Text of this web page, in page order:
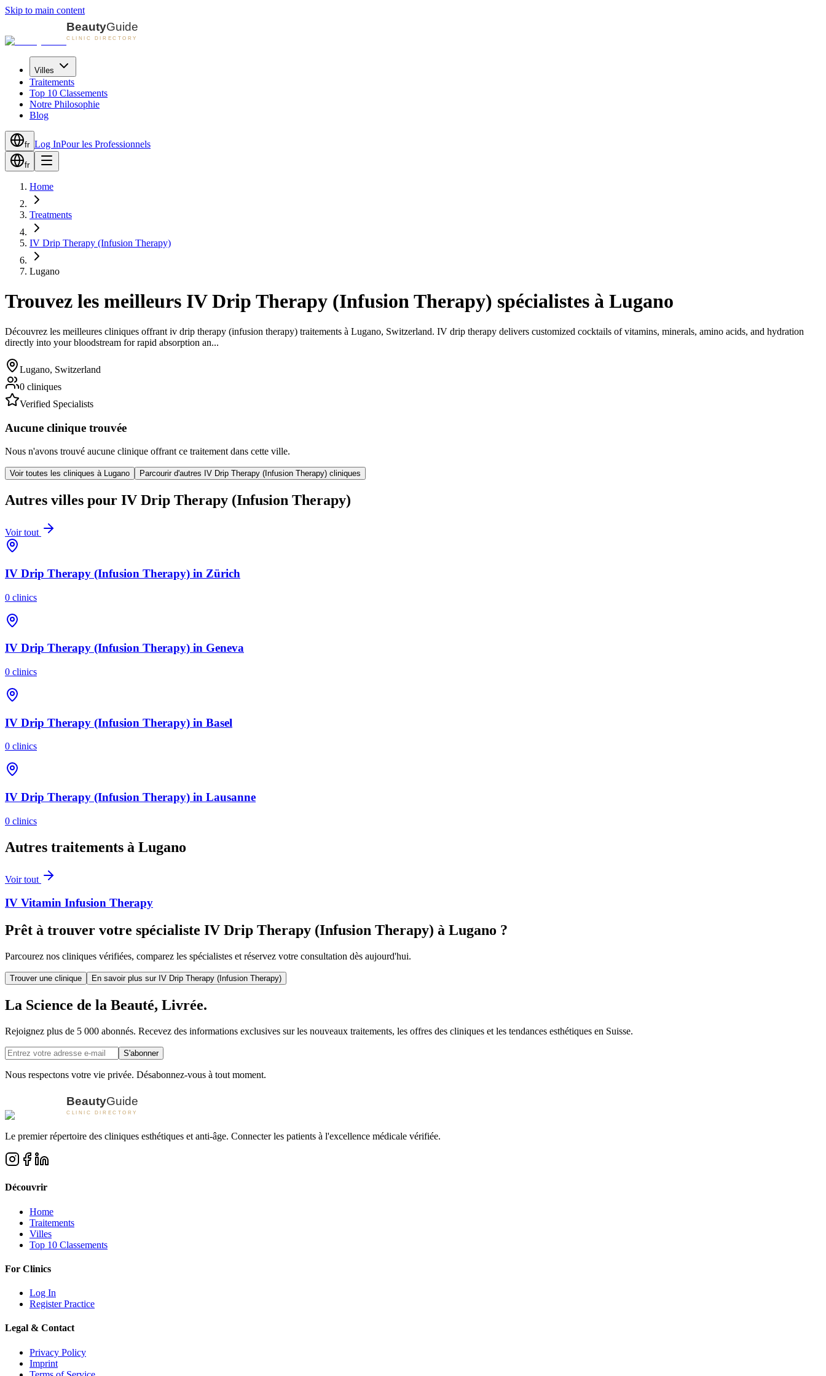
Skip to main content
Villes
Traitements
Top 10 Classements
Notre Philosophie
Blog
fr Log InPour les Professionnels
fr
Home
Treatments
IV Drip Therapy (Infusion Therapy)
Lugano
Trouvez les meilleurs IV Drip Therapy (Infusion Therapy) spécialistes à Lugano
Découvrez les meilleures cliniques offrant iv drip therapy (infusion therapy) traitements à Lugano, Switzerland. IV drip therapy delivers customized cocktails of vitamins, minerals, amino acids, and hydration
directly into your bloodstream for rapid absorption an...
Lugano, Switzerland
0 cliniques
Verified Specialists
Aucune clinique trouvée
Nous n'avons trouvé aucune clinique offrant ce traitement dans cette ville.
Voir toutes les cliniques à Lugano Parcourir d'autres IV Drip Therapy (Infusion Therapy) cliniques
Autres villes pour IV Drip Therapy (Infusion Therapy)
Voir tout
IV Drip Therapy (Infusion Therapy) in Zürich
0 clinics
IV Drip Therapy (Infusion Therapy) in Geneva
0 clinics
IV Drip Therapy (Infusion Therapy) in Basel
0 clinics
IV Drip Therapy (Infusion Therapy) in Lausanne
0 clinics
Autres traitements à Lugano
Voir tout
IV Vitamin Infusion Therapy
Prêt à trouver votre spécialiste IV Drip Therapy (Infusion Therapy) à Lugano ?
Parcourez nos cliniques vérifiées, comparez les spécialistes et réservez votre consultation dès aujourd'hui.
Trouver une clinique En savoir plus sur IV Drip Therapy (Infusion Therapy)
La Science de la Beauté, Livrée.
Rejoignez plus de 5 000 abonnés. Recevez des informations exclusives sur les nouveaux traitements, les offres des cliniques et les tendances esthétiques en Suisse.
S'abonner
Nous respectons votre vie privée. Désabonnez-vous à tout moment.
Le premier répertoire des cliniques esthétiques et anti-âge. Connecter les patients à l'excellence médicale vérifiée.
Découvrir
Home
Traitements
Villes
Top 10 Classements
For Clinics
Log In
Register Practice
Legal & Contact
Privacy Policy
Imprint